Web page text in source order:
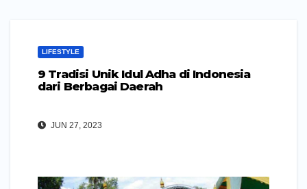
LIFESTYLE
9 Tradisi Unik Idul Adha di Indonesia
dari Berbagai Daerah
JUN 27, 2023